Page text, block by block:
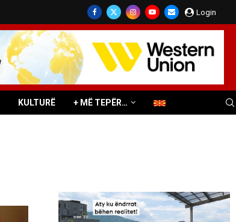
Login
KULTURË + MË TEPËR…